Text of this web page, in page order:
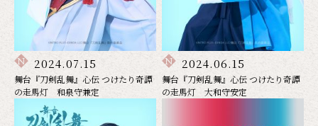
2024.07.15
舞台『刀剣乱舞』心伝 つけたり奇譚
の走馬灯 和泉守兼定
2024.06.15
舞台『刀剣乱舞』心伝 つけたり奇譚
の走馬灯 大和守安定